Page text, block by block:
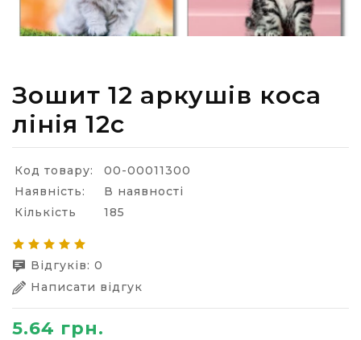
Зошит 12 аркушів коса
лінія 12с
Код товару:
00-00011300
Наявність:
В наявності
Кількість
185
Відгуків: 0
Написати відгук
5.64 грн.